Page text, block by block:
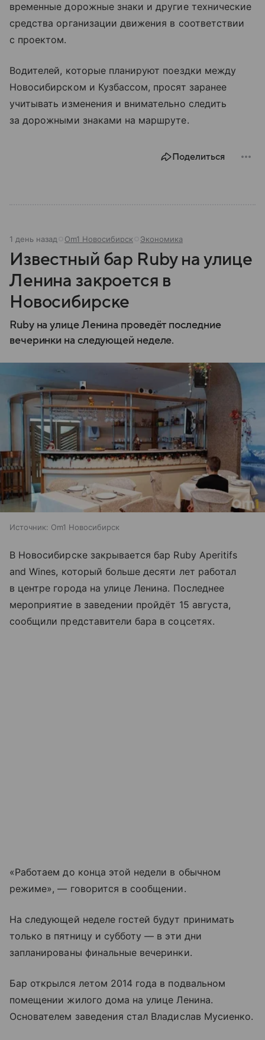
временные дорожные знаки и другие технические
средства организации движения в соответствии
с проектом.
Водителей, которые планируют поездки между
Новосибирском и Кузбассом, просят заранее
учитывать изменения и внимательно следить
за дорожными знаками на маршруте.
Поделиться
1 день назад Om1 Новосибирск Экономика
Известный бар Ruby на улице
Ленина закроется в
Новосибирске
Ruby на улице Ленина проведёт последние
вечеринки на следующей неделе.
Источник: Om1 Новосибирск
В Новосибирске закрывается бар Ruby Aperitifs
and Wines, который больше десяти лет работал
в центре города на улице Ленина. Последнее
мероприятие в заведении пройдёт 15 августа,
сообщили представители бара в соцсетях.
«Работаем до конца этой недели в обычном
режиме», — говорится в сообщении.
На следующей неделе гостей будут принимать
только в пятницу и субботу — в эти дни
запланированы финальные вечеринки.
Бар открылся летом 2014 года в подвальном
помещении жилого дома на улице Ленина.
Основателем заведения стал Владислав Мусиенко.